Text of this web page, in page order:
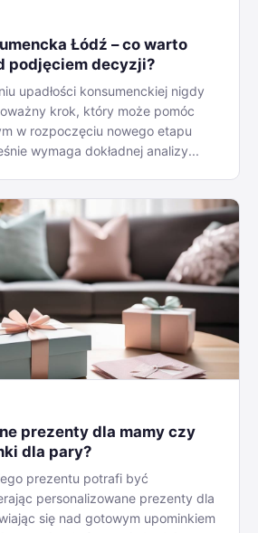
Łódź – co warto
podjęciem decyzji?
upadłości konsumenckiej nigdy
krok, który może pomóc
w rozpoczęciu nowego etapu
wymaga dokładnej analizy...
prezenty dla mamy czy
dla pary?
prezentu potrafi być
personalizowane prezenty dla
się nad gotowym upominkiem